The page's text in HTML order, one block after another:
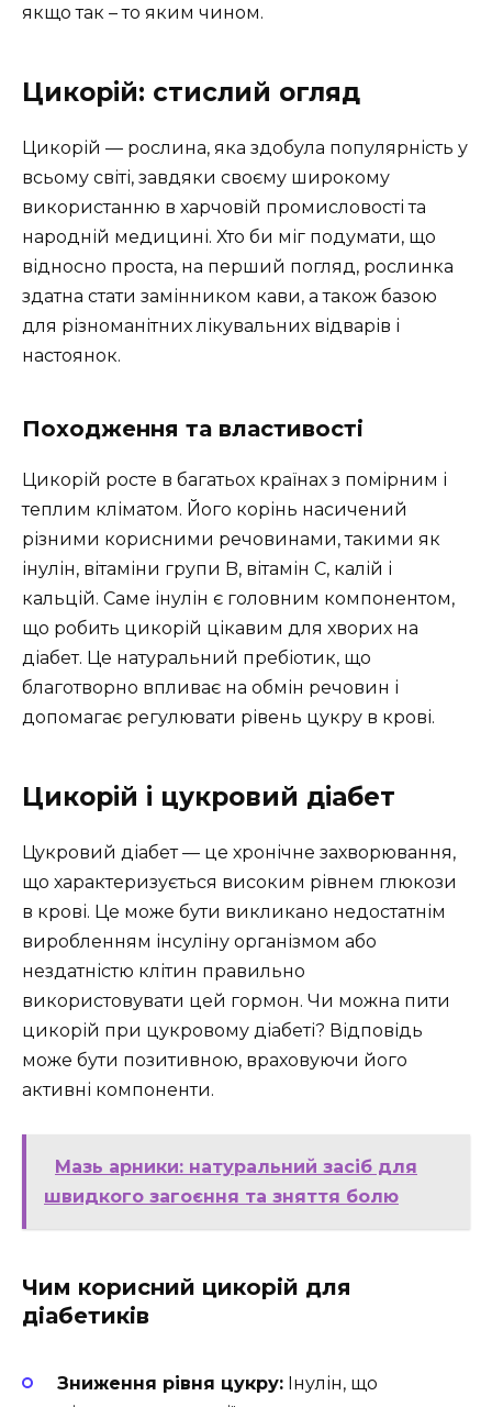
якщо так – то яким чином.
Цикорій: стислий огляд
Цикорій — рослина, яка здобула популярність у
всьому світі, завдяки своєму широкому
використанню в харчовій промисловості та
народній медицині. Хто би міг подумати, що
відносно проста, на перший погляд, рослинка
здатна стати замінником кави, а також базою
для різноманітних лікувальних відварів і
настоянок.
Походження та властивості
Цикорій росте в багатьох країнах з помірним і
теплим кліматом. Його корінь насичений
різними корисними речовинами, такими як
інулін, вітаміни групи B, вітамін C, калій і
кальцій. Саме інулін є головним компонентом,
що робить цикорій цікавим для хворих на
діабет. Це натуральний пребіотик, що
благотворно впливає на обмін речовин і
допомагає регулювати рівень цукру в крові.
Цикорій і цукровий діабет
Цукровий діабет — це хронічне захворювання,
що характеризується високим рівнем глюкози
в крові. Це може бути викликано недостатнім
виробленням інсуліну організмом або
нездатністю клітин правильно
використовувати цей гормон. Чи можна пити
цикорій при цукровому діабеті? Відповідь
може бути позитивною, враховуючи його
активні компоненти.
Мазь арники: натуральний засіб для
швидкого загоєння та зняття болю
Чим корисний цикорій для
діабетиків
Зниження рівня цукру: Інулін, що